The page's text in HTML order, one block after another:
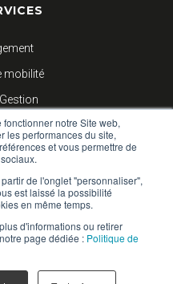
notre Site web,
les performances du site,
et vous permettre de
de l'onglet "personnaliser",
est laissé la possibilité
en même temps.
d'informations ou retirer
page dédiée : Politique de
mobilité